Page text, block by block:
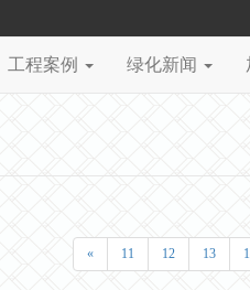
工程案例 绿化新闻
« 11 12 13